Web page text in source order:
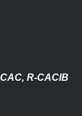
R-CACIB